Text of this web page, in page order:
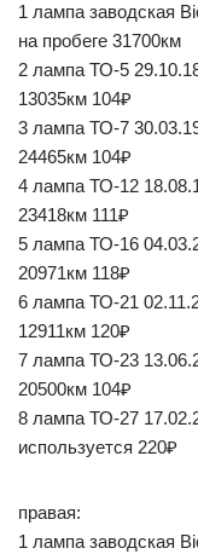
1 лампа заводская
на пробеге 31700км
2 лампа ТО-5
13035км 104₽
3 лампа ТО-7
24465км 104₽
4 лампа ТО-12
23418км 111₽
5 лампа ТО-16
20971км 118₽
6 лампа ТО-21
12911км 120₽
7 лампа ТО-23
20500км 104₽
8 лампа ТО-27
используется 220₽
правая:
1 лампа заводская